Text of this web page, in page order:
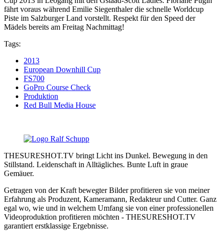
fährt voraus während Emilie Siegenthaler die schnelle Worldcup
Piste im Salzburger Land vorstellt. Respekt für den Speed der
Mädels bereits am Freitag Nachmittag!
Tags:
2013
European Downhill Cup
FS700
GoPro Course Check
Produktion
Red Bull Media House
THESURESHOT.TV bringt Licht ins Dunkel. Bewegung in den
Stillstand. Leidenschaft in Alltägliches. Bunte Luft in graue
Gemäuer.
Getragen von der Kraft bewegter Bilder profitieren sie von meiner
Erfahrung als Produzent, Kameramann, Redakteur und Cutter. Ganz
egal wo, wie und in welchem Umfang sie von einer professionellen
Videoproduktion profitieren möchten - THESURESHOT.TV
garantiert erstklassige Ergebnisse.